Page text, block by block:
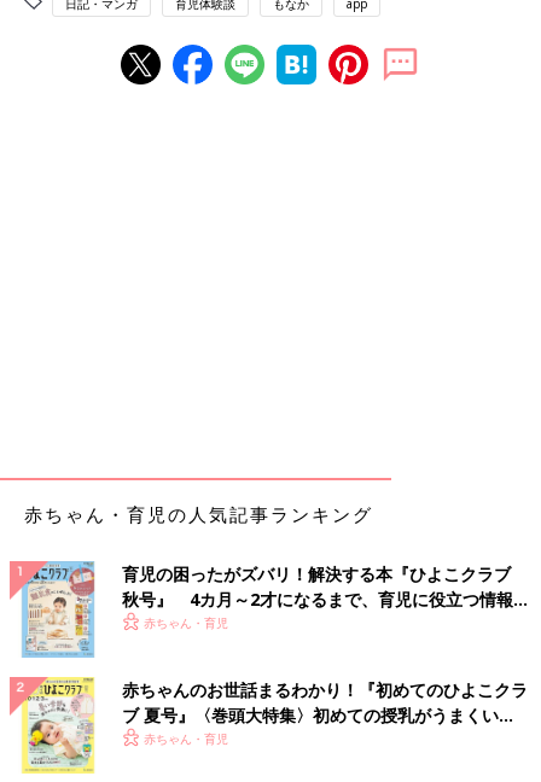
赤ちゃん・育児の人気記事ランキング
育児の困ったがズバリ！解決する本『ひよこクラブ
秋号』 4カ月～2才になるまで、育児に役立つ情報が
いっぱい！
赤ちゃん・育児
赤ちゃんのお世話まるわかり！『初めてのひよこクラ
ブ 夏号』〈巻頭大特集〉初めての授乳がうまくい
く！ おっぱい・ミルクの基本と夏のトラブル 解決テ
赤ちゃん・育児